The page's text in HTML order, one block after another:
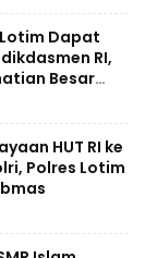
Lotim Dapat
RI,
Besar
Dini
HUT RI ke
Polres Lotim